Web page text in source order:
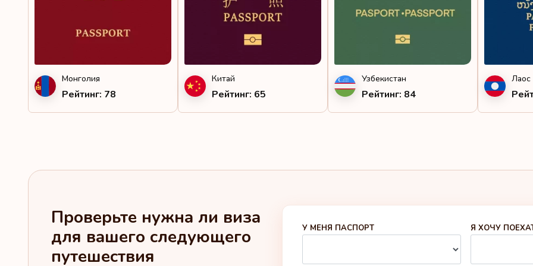
Монголия
Рейтинг: 78
Китай
Рейтинг: 65
Узбекистан
Рейтинг: 84
Лаос
Проверьте нужна ли виза
для вашего следующего
путешествия
У МЕНЯ ПАСПОРТ Я ХОЧУ